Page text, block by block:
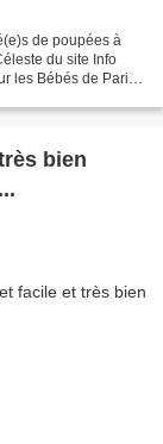
de poupées à
du site Info
les Bébés de Paris,
bien